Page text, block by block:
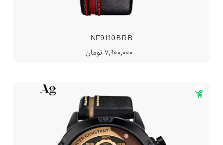
NF9110 B R B
7,900,000 تومان